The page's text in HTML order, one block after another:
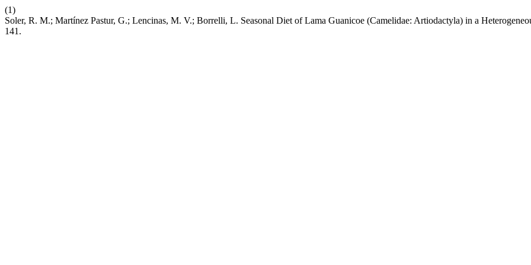
(1)
Soler, R. M.; Martínez Pastur, G.; Lencinas, M. V.; Borrelli, L. Seasonal Diet of Lama Guanicoe (Camelidae: Artiodactyla) in a
141.